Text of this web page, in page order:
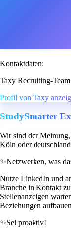
Kontaktdaten:
Taxy Recruiting-Team
Profil von Taxy
StudySmarter
Wir sind der
Köln oder
✨Netzwerken, was
Nutze LinkedIn und
Branche in Kontakt
Stellenanzeigen
Beziehungen
✨Sei proaktiv!